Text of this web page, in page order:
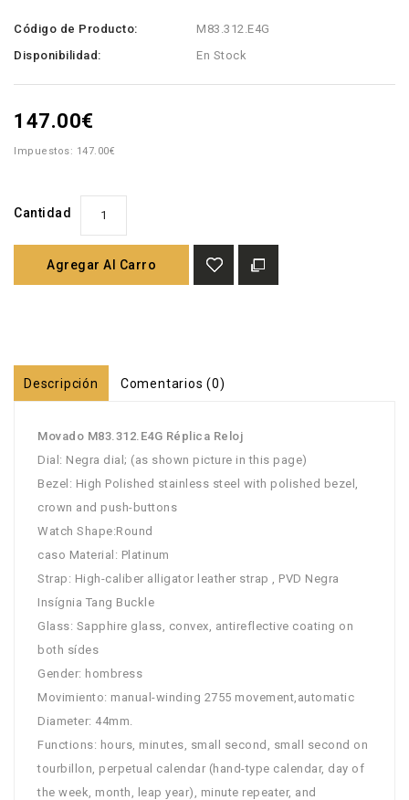
Código de Producto:
M83.312.E4G
Disponibilidad:
En Stock
147.00€
Impuestos: 147.00€
Cantidad
Agregar Al Carro
Descripción Comentarios (0)
Movado M83.312.E4G Réplica Reloj
Dial: Negra dial; (as shown picture in this page)
Bezel: High Polished stainless steel with polished bezel,
crown and push-buttons
Watch Shape:Round
caso Material: Platinum
Strap: High-caliber alligator leather strap , PVD Negra
Insígnia Tang Buckle
Glass: Sapphire glass, convex, antireflective coating on
both sídes
Gender: hombress
Movimiento: manual-winding 2755 movement,automatic
Diameter: 44mm.
Functions: hours, minutes, small second, small second on
tourbillon, perpetual calendar (hand-type calendar, day of
the week, month, leap year), minute repeater, and